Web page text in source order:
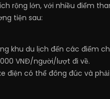
rộng lớn, với nhiều điểm
tiện sau:
khu du lịch đến các điểm
VNĐ/người/lượt đi về.
điện có thể đông đúc và